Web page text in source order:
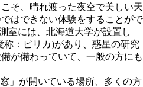
そ、晴れ渡った夜空で美しい天
はできない体験をすることがで
室には、北海道大学が設置し
称：ピリカ)があり、惑星の研究
が備わっていて、一般の方にも
」が開いている場所、多くの方